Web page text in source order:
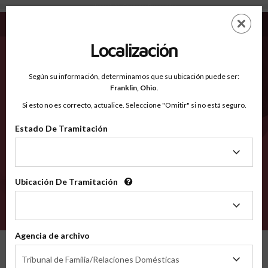
Hancock IN - Condados Reconocidos
EN
Condados Reconocidos
2600
Localización
Según su información, determinamos que su ubicación puede ser:
Franklin, Ohio.
Si esto no es correcto, actualice. Seleccione "Omitir" si no está seguro.
Estado De Tramitación
Tramitación
Ubicación De Tramitación
Tramitación
Agencia de archivo
Tribunal de Familia/Relaciones Domésticas
de